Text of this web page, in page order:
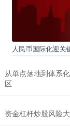
人民币国际化迎关
从单点落地到体系
区
资金杠杆炒股风险